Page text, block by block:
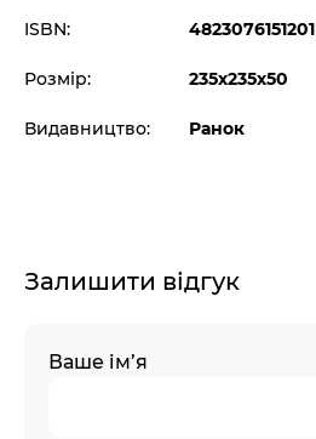
ISBN: 4823076151201
Розмір: 235х235х50
Видавництво: Ранок
Залишити відгук
Ваше ім’я